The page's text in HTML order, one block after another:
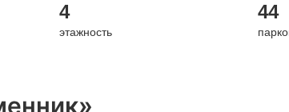
4
этажность
44